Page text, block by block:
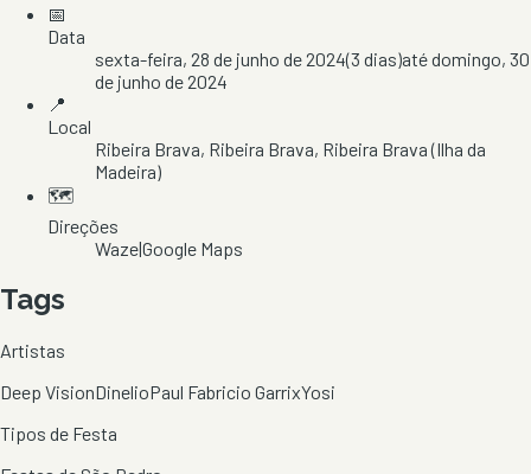
📅
Data
sexta-feira, 28 de junho de 2024(3 dias)atédomingo, 30
de junho de 2024
📍
Local
Ribeira Brava, Ribeira Brava, Ribeira Brava(Ilha da
Madeira)
🗺️
Direções
Waze|Google Maps
Tags
Artistas
Deep VisionDinelioPaul Fabricio GarrixYosi
Tipos de Festa